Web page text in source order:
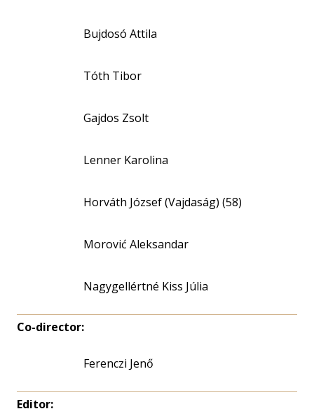
Bujdosó Attila
Tóth Tibor
Gajdos Zsolt
Lenner Karolina
Horváth József (Vajdaság) (58)
Morović Aleksandar
Nagygellértné Kiss Júlia
Co-director:
Ferenczi Jenő
Editor: